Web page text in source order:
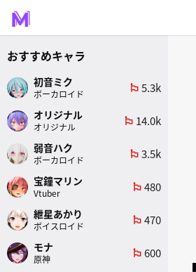
おすすめキャラ
初音ミク
ボーカロイド
emoji_flags 5.3k
オリジナル
オリジナル
emoji_flags 14.0k
弱音ハク
ボーカロイド
emoji_flags 3.5k
宝鐘マリン
Vtuber
emoji_flags 480
紲星あかり
ボイスロイド
emoji_flags 470
モナ
原神
emoji_flags 600